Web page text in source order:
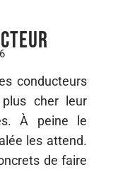
conducteurs
cher leur
À peine le
les attend.
de faire